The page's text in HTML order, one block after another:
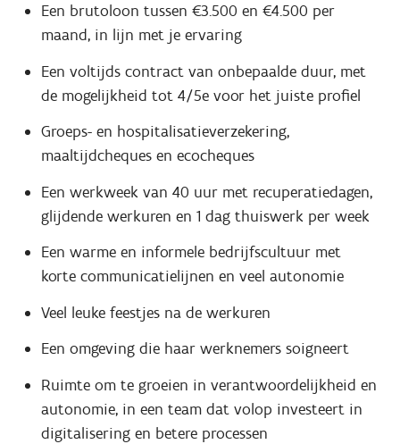
Een brutoloon tussen €3.500 en €4.500 per
maand, in lijn met je ervaring
Een voltijds contract van onbepaalde duur, met
de mogelijkheid tot 4/5e voor het juiste profiel
Groeps- en hospitalisatieverzekering,
maaltijdcheques en ecocheques
Een werkweek van 40 uur met recuperatiedagen,
glijdende werkuren en 1 dag thuiswerk per week
Een warme en informele bedrijfscultuur met
korte communicatielijnen en veel autonomie
Veel leuke feestjes na de werkuren
Een omgeving die haar werknemers soigneert
Ruimte om te groeien in verantwoordelijkheid en
autonomie, in een team dat volop investeert in
digitalisering en betere processen